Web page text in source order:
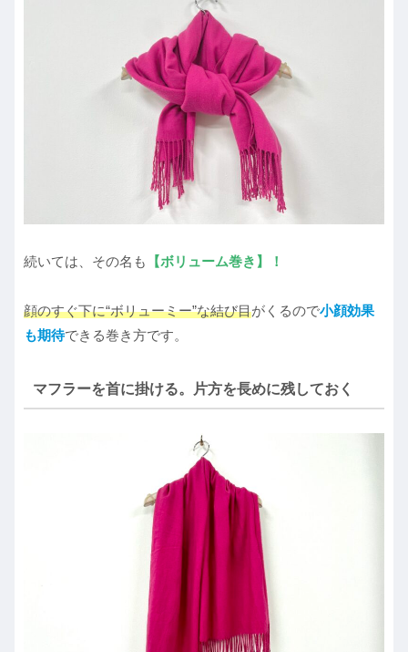
続いては、その名も 【ボリューム巻き】！
顔のすぐ下に“ボリューミー”な結び目がくるので小顔効果
も期待できる巻き方です。
マフラーを首に掛ける。片方を長めに残しておく